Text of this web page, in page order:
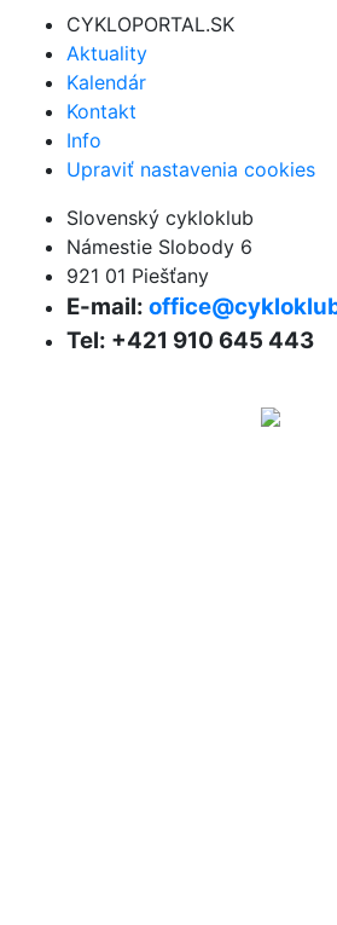
CYKLOPORTAL.SK
Aktuality
Kalendár
Kontakt
Info
Upraviť nastavenia cookies
Slovenský cykloklub
Námestie Slobody 6
921 01 Piešťany
E-mail:
Tel: +421 910 645 443